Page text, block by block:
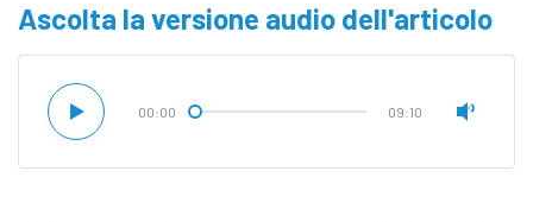
Ascolta la versione audio dell'articolo
00:00 09:10